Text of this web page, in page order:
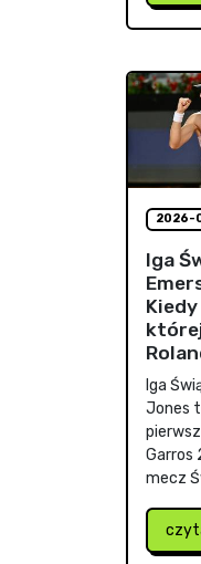
2026-
Iga
Iga
Jones
Garros
mecz